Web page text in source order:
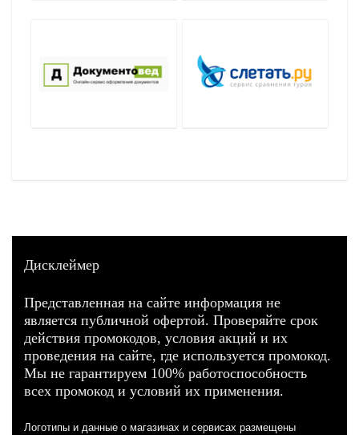
Дисклеймер
Представленная на сайте информация не
является публичной офертой. Проверяйте срок
действия промокодов, условия акций и их
проведения на сайте, где используется промокод.
Мы не гарантируем 100% работоспособность
всех промокод и условий их применения.
Логотипы и данные о магазинах и сервисах размещены